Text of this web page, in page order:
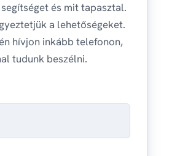
és mit tapasztal.
a lehetőségeket.
hívjon inkább telefonon,
tudunk beszélni.